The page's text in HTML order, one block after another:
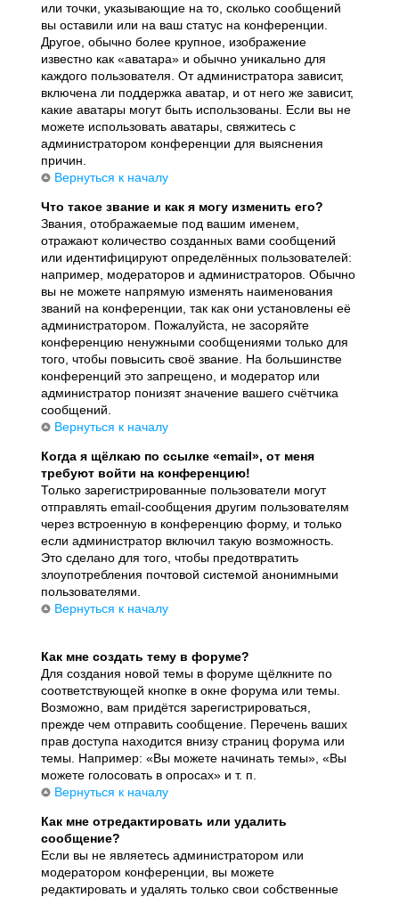
или точки, указывающие на то, сколько сообщений
вы оставили или на ваш статус на конференции.
Другое, обычно более крупное, изображение
известно как «аватара» и обычно уникально для
каждого пользователя. От администратора зависит,
включена ли поддержка аватар, и от него же зависит,
какие аватары могут быть использованы. Если вы не
можете использовать аватары, свяжитесь с
администратором конференции для выяснения
причин.
Вернуться к началу
Что такое звание и как я могу изменить его?
Звания, отображаемые под вашим именем,
отражают количество созданных вами сообщений
или идентифицируют определённых пользователей:
например, модераторов и администраторов. Обычно
вы не можете напрямую изменять наименования
званий на конференции, так как они установлены её
администратором. Пожалуйста, не засоряйте
конференцию ненужными сообщениями только для
того, чтобы повысить своё звание. На большинстве
конференций это запрещено, и модератор или
администратор понизят значение вашего счётчика
сообщений.
Вернуться к началу
Когда я щёлкаю по ссылке «email», от меня
требуют войти на конференцию!
Только зарегистрированные пользователи могут
отправлять email-сообщения другим пользователям
через встроенную в конференцию форму, и только
если администратор включил такую возможность.
Это сделано для того, чтобы предотвратить
злоупотребления почтовой системой анонимными
пользователями.
Вернуться к началу
Как мне создать тему в форуме?
Для создания новой темы в форуме щёлкните по
соответствующей кнопке в окне форума или темы.
Возможно, вам придётся зарегистрироваться,
прежде чем отправить сообщение. Перечень ваших
прав доступа находится внизу страниц форума или
темы. Например: «Вы можете начинать темы», «Вы
можете голосовать в опросах» и т. п.
Вернуться к началу
Как мне отредактировать или удалить
сообщение?
Если вы не являетесь администратором или
модератором конференции, вы можете
редактировать и удалять только свои собственные